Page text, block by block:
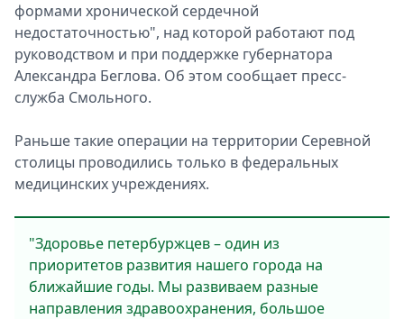
формами хронической сердечной
недостаточностью", над которой работают под
руководством и при поддержке губернатора
Александра Беглова. Об этом сообщает пресс-
служба Смольного.
Раньше такие операции на территории Серевной
столицы проводились только в федеральных
медицинских учреждениях.
"Здоровье петербуржцев – один из
приоритетов развития нашего города на
ближайшие годы. Мы развиваем разные
направления здравоохранения, большое